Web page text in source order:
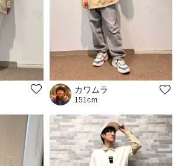
カワムラ
151cm